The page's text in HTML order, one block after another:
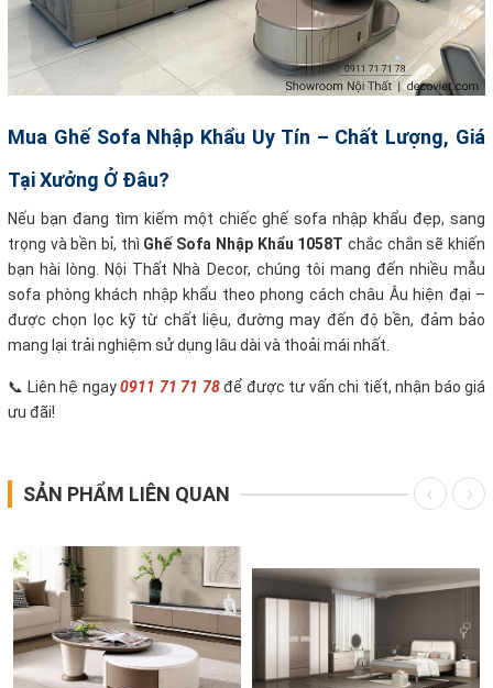
Mua Ghế Sofa Nhập Khẩu Uy Tín – Chất Lượng, Giá
Tại Xưởng Ở Đâu?
Nếu bạn đang tìm kiếm một chiếc ghế sofa nhập khẩu đẹp, sang
trọng và bền bỉ, thì Ghế Sofa Nhập Khẩu 1058T chắc chắn sẽ khiến
bạn hài lòng. Nội Thất Nhà Decor, chúng tôi mang đến nhiều mẫu
sofa phòng khách nhập khẩu theo phong cách châu Âu hiện đại –
được chọn lọc kỹ từ chất liệu, đường may đến độ bền, đảm bảo
mang lại trải nghiệm sử dụng lâu dài và thoải mái nhất.
📞 Liên hệ ngay0911 71 71 78 để được tư vấn chi tiết, nhận báo giá
ưu đãi!
SẢN PHẨM LIÊN QUAN